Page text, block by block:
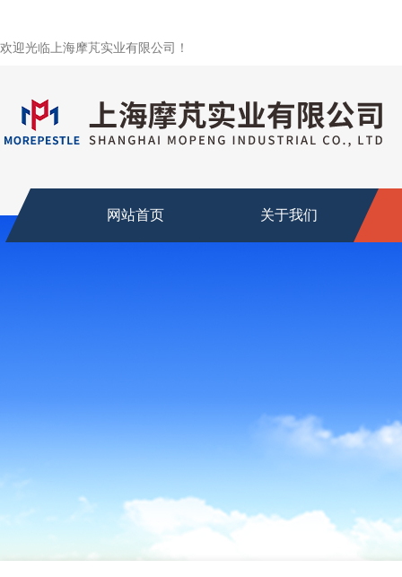
欢迎光临上海摩芃实业有限公司！
网站首页 关于我们